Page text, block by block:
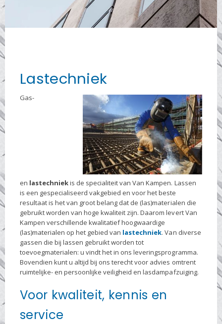
Lastechniek
Gas-
en lastechniekis de specialiteit van Van Kampen. Lassen
is een gespecialiseerd vakgebied en voor het beste
resultaat is het van groot belang dat de (las)materialen die
gebruikt worden van hoge kwaliteit zijn. Daarom levert Van
Kampen verschillende kwalitatief hoogwaardige
(las)materialen op het gebied van lastechniek. Van diverse
gassen die bij lassen gebruikt worden tot
toevoegmaterialen: u vindt het in ons leveringsprogramma.
Bovendien kunt u altijd bij ons terecht voor advies omtrent
ruimtelijke- en persoonlijke veiligheid en lasdampafzuiging.
Voor kwaliteit, kennis en
service